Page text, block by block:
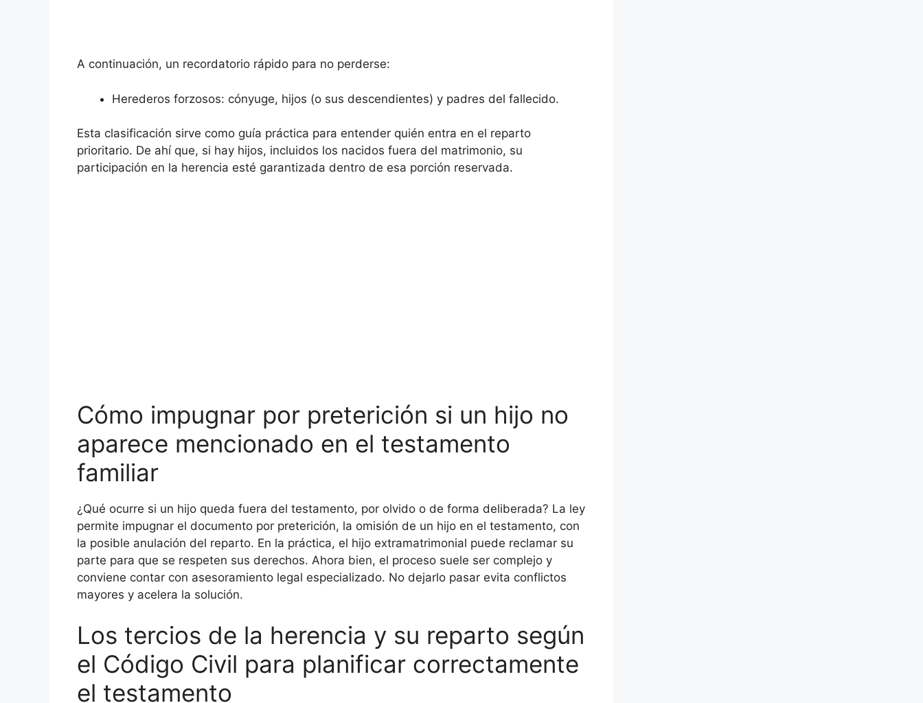
A continuación, un recordatorio rápido para no perderse:
Herederos forzosos: cónyuge, hijos (o sus descendientes) y padres del fallecido.
Esta clasificación sirve como guía práctica para entender quién entra en el reparto
prioritario. De ahí que, si hay hijos, incluidos los nacidos fuera del matrimonio, su
participación en la herencia esté garantizada dentro de esa porción reservada.
Cómo impugnar por preterición si un hijo no
aparece mencionado en el testamento
familiar
¿Qué ocurre si un hijo queda fuera del testamento, por olvido o de forma deliberada? La ley
permite impugnar el documento por preterición, la omisión de un hijo en el testamento, con
la posible anulación del reparto. En la práctica, el hijo extramatrimonial puede reclamar su
parte para que se respeten sus derechos. Ahora bien, el proceso suele ser complejo y
conviene contar con asesoramiento legal especializado. No dejarlo pasar evita conflictos
mayores y acelera la solución.
Los tercios de la herencia y su reparto según
el Código Civil para planificar correctamente
el testamento